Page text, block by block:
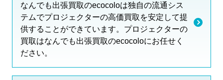
なんでも出張買取のecocoloは独自の流通シス
テムでプロジェクターの高価買取を安定して提
供することができています。プロジェクターの
買取はなんでも出張買取のecocoloにお任せく
ださい。